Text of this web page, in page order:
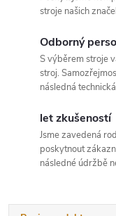
stroje našich
Odborný
S výběrem stroje
stroj.
následná
let zkušeností
Jsme zavedená
poskytnout
následné údržbě